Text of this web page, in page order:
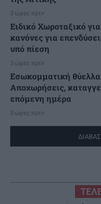
3 ώρες πριν
Ειδικό Χωροταξικό
κανόνες για
υπό πίεση
3 ώρες πριν
Εσωκομματική θύελλα
Αποχωρήσεις,
επόμενη ημέρα
3 ώρες πριν